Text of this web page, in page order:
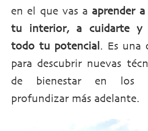
en el que vas a aprender
tu interior, a cuidarte y
todo tu potencial . Es una
para descubrir nuevas
de bienestar en los
profundizar más adelante.